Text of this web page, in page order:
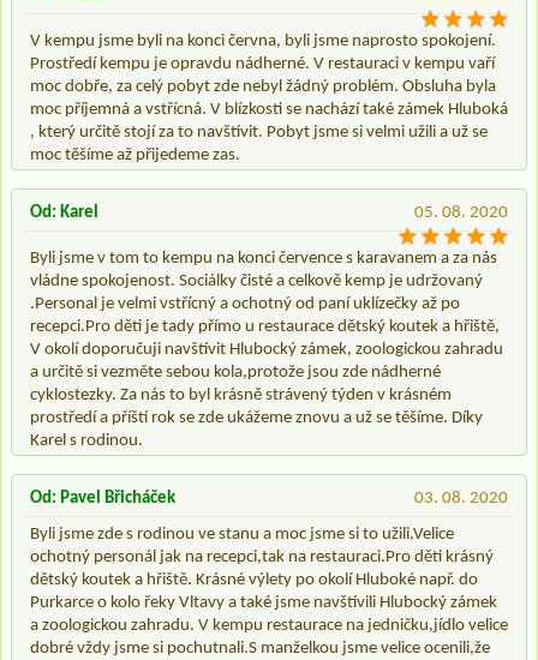
V kempu jsme byli na konci června, byli jsme naprosto spokojení.
Prostředí kempu je opravdu nádherné. V restauraci v kempu vaří
moc dobře, za celý pobyt zde nebyl žádný problém. Obsluha byla
moc příjemná a vstřícná. V blízkosti se nachází také zámek Hluboká
, který určitě stojí za to navštívit. Pobyt jsme si velmi užili a už se
moc těšíme až přijedeme zas.
05. 08. 2020
Od: Karel
Byli jsme v tom to kempu na konci července s karavanem a za nás
vládne spokojenost. Sociálky čisté a celkově kemp je udržovaný
.Personal je velmi vstřícný a ochotný od paní uklízečky až po
recepci.Pro děti je tady přímo u restaurace dětský koutek a hřiště,
V okolí doporučuji navštívit Hlubocký zámek, zoologickou zahradu
a určitě si vezměte sebou kola,protože jsou zde nádherné
cyklostezky. Za nás to byl krásně strávený týden v krásném
prostředí a příští rok se zde ukážeme znovu a už se těšíme. Díky
Karel s rodinou.
03. 08. 2020
Od: Pavel Břicháček
Byli jsme zde s rodinou ve stanu a moc jsme si to užili.Velice
ochotný personál jak na recepci,tak na restauraci.Pro děti krásný
dětský koutek a hřiště. Krásné výlety po okolí Hluboké např. do
Purkarce o kolo řeky Vltavy a také jsme navštívili Hlubocký zámek
a zoologickou zahradu. V kempu restaurace na jedničku,jídlo velice
dobré vždy jsme si pochutnali.S manželkou jsme velice ocenili,že